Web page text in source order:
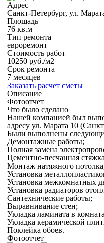
Адрес
Санкт-Петербург, ул.
Площадь
76 кв.м
Тип ремонта
евроремонт
Стоимость работ
10250 руб./м2
Срок ремонта
7 месяцев
Заказать расчет сметы
Описание
Фотоотчет
Что было сделано
Нашей компанией был
адресу ул. Марата 10
Были выполнены
Демонтажные работы;
Полная замена
Цементно-песчанная
Монтаж натяжного
Установка
Установка межкомнатных
Установка радиаторов
Сантехнические работы;
Выравнивание стен;
Укладка ламината в
Укладка керамической
Поклейка обоев.
Фотоотчет